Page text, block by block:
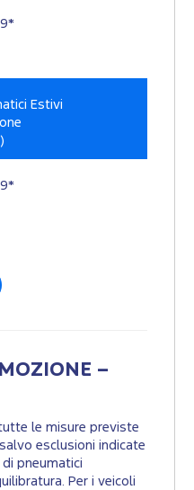
Estivi
–
le misure previste
esclusioni indicate
pneumatici
Per i veicoli